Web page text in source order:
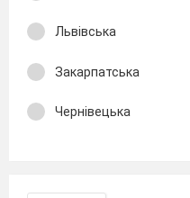
Львівська
Закарпатська
Чернівецька